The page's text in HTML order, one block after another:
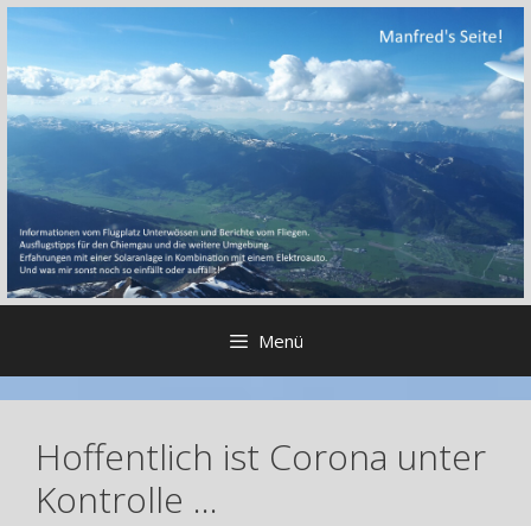
Zum
springen
Menü
Hoffentlich ist Corona unter
Kontrolle …